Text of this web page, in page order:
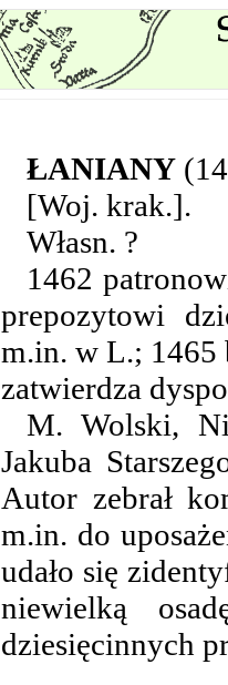
ŁANIANY
[Woj. krak.].
Własn. ?
1462
prepozytowi
m.in. w L.; 1465
zatwierdza
M. Wolski,
Jakuba
Autor zebrał
m.in. do
udało się
niewielką
dziesięcinnych